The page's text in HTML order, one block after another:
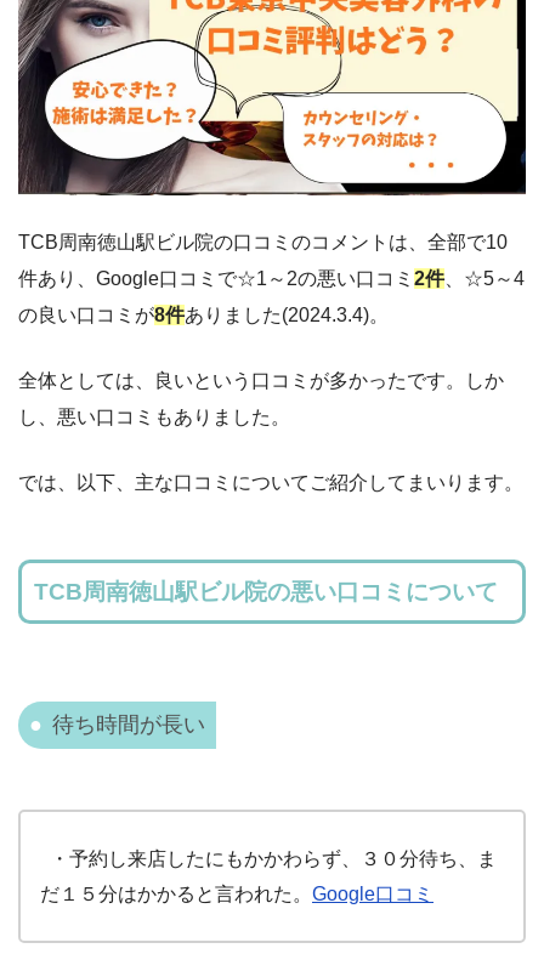
TCB周南徳山駅ビル院の口コミのコメントは、全部で10
件あり、Google口コミで☆1～2の悪い口コミ 2件、☆5～4
の良い口コミが8件ありました(2024.3.4)。
全体としては、
良いという口コミが多かったです。しか
し、悪い口コミもありました。
では、以下、主な口コミについてご紹介してまいります。
TCB周南徳山駅ビル院の悪い口コミについて
待ち時間が長い
・予約し来店したにもかかわらず、３０分待ち、ま
だ１５分はかかると言われた。 Google口コミ